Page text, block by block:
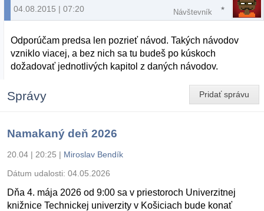
04.08.2015 | 07:20 Návštevník
Odporúčam predsa len pozrieť návod. Takých návodov
vzniklo viacej, a bez nich sa tu budeš po kúskoch
dožadovať jednotlivých kapitol z daných návodov.
Pridať správu
Správy
Namakaný deň 2026
20.04 | 20:25 | Miroslav Bendík
Dátum udalosti: 04.05.2026
Dňa 4. mája 2026 od 9:00 sa v priestoroch Univerzitnej
knižnice Technickej univerzity v Košiciach bude konať